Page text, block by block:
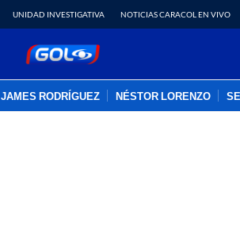
UNIDAD INVESTIGATIVA NOTICIAS CARACOL EN VIVO
JAMES RODRÍGUEZ NÉSTOR LORENZO